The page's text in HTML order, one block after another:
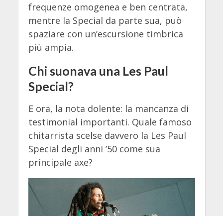
frequenze omogenea e ben centrata,
mentre la Special da parte sua, può
spaziare con un’escursione timbrica
più ampia.
Chi suonava una Les Paul
Special?
E ora, la nota dolente: la mancanza di
testimonial importanti. Quale famoso
chitarrista scelse davvero la Les Paul
Special degli anni ’50 come sua
principale axe?